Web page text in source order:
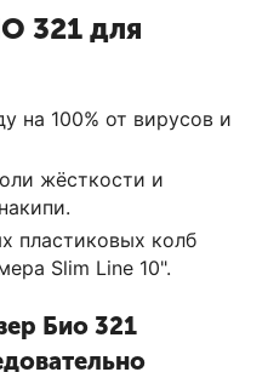
321 для
на 100% от вирусов и
жёсткости и
пластиковых колб
Slim Line 10".
Био 321